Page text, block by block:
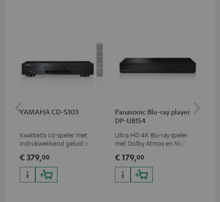
YAMAHA CD-S303
Kwaliteits cd-speler met
indrukwekkend geluid en
€ 379,00
Panasonic Blu-ray player
DP-UB154
Ultra HD 4K Blu-ray speler
met Dolby Atmos en Multi
waaronder HDR10+ voor
superieure beeldkwaliteit met
levensecht contrast en
kleuren
€ 179,00